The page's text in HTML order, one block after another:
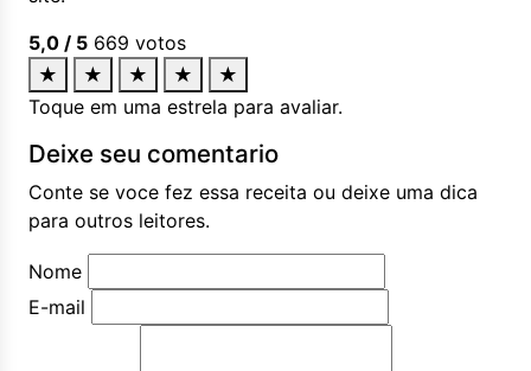
5,0 / 5 669 votos
★
★ ★ ★
★
Toque em uma estrela para avaliar.
Deixe seu comentario
Conte se voce fez essa receita ou deixe uma dica
para outros leitores.
Nome
E-mail